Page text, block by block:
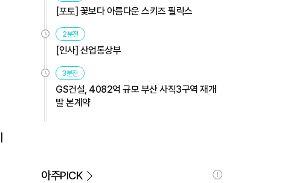
[포토] 꽃보다 아름다운 스키즈 필릭스
2분전
[인사] 산업통상부
3분전
GS건설, 4082억 규모 부산 사직3구역 재개
발 본계약
아주PICK